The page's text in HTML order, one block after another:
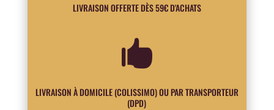
LIVRAISON OFFERTE DÈS 59€ D'ACHATS

LIVRAISON À DOMICILE (COLISSIMO) OU PAR TRANSPORTEUR
(DPD)